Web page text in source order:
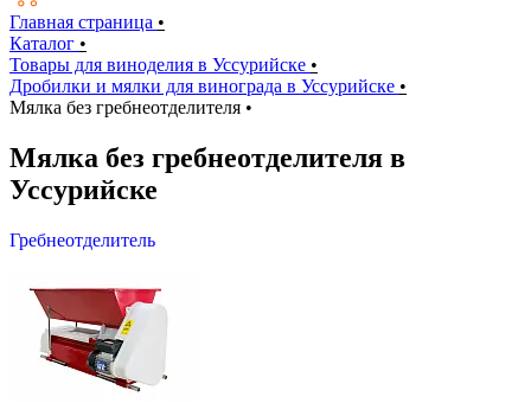
Главная страница •
Каталог •
Товары для виноделия в Уссурийске •
Дробилки и мялки для винограда в Уссурийске •
Мялка без гребнеотделителя •
Мялка без гребнеотделителя в
Уссурийске
Гребнеотделитель